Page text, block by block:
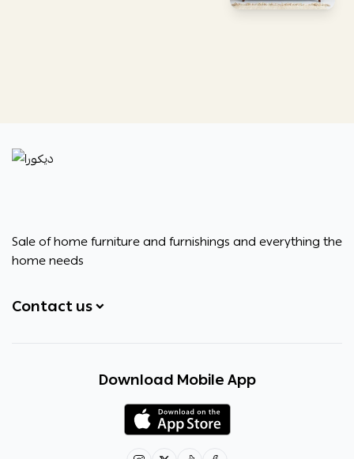
ديكورا
Sale of home furniture and furnishings and everything the
home needs
Contact us
+966531828315
decora6586@gmail.com
Download Mobile App